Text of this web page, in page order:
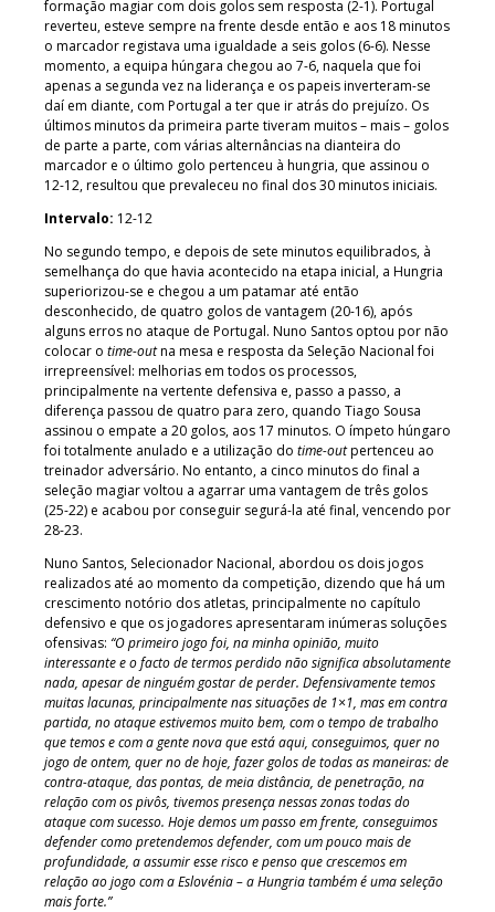
formação magiar com dois golos sem resposta (2-1). Portugal
reverteu, esteve sempre na frente desde então e aos 18 minutos
o marcador registava uma igualdade a seis golos (6-6). Nesse
momento, a equipa húngara chegou ao 7-6, naquela que foi
apenas a segunda vez na liderança e os papeis inverteram-se
daí em diante, com Portugal a ter que ir atrás do prejuízo. Os
últimos minutos da primeira parte tiveram muitos – mais – golos
de parte a parte, com várias alternâncias na dianteira do
marcador e o último golo pertenceu à hungria, que assinou o
12-12, resultou que prevaleceu no final dos 30 minutos iniciais.
Intervalo: 12-12
No segundo tempo, e depois de sete minutos equilibrados, à
semelhança do que havia acontecido na etapa inicial, a Hungria
superiorizou-se e chegou a um patamar até então
desconhecido, de quatro golos de vantagem (20-16), após
alguns erros no ataque de Portugal. Nuno Santos optou por não
colocar o time-outna mesa e resposta da Seleção Nacional foi
irrepreensível: melhorias em todos os processos,
principalmente na vertente defensiva e, passo a passo, a
diferença passou de quatro para zero, quando Tiago Sousa
assinou o empate a 20 golos, aos 17 minutos. O ímpeto húngaro
foi totalmente anulado e a utilização do time-outpertenceu ao
treinador adversário. No entanto, a cinco minutos do final a
seleção magiar voltou a agarrar uma vantagem de três golos
(25-22) e acabou por conseguir segurá-la até final, vencendo por
28-23.
Nuno Santos, Selecionador Nacional, abordou os dois jogos
realizados até ao momento da competição, dizendo que há um
crescimento notório dos atletas, principalmente no capítulo
defensivo e que os jogadores apresentaram inúmeras soluções
ofensivas: “O primeiro jogo foi, na minha opinião, muito
interessante e o facto de termos perdido não significa absolutamente
nada, apesar de ninguém gostar de perder. Defensivamente temos
muitas lacunas, principalmente nas situações de 1×1, mas em contra
partida, no ataque estivemos muito bem, com o tempo de trabalho
que temos e com a gente nova que está aqui, conseguimos, quer no
jogo de ontem, quer no de hoje, fazer golos de todas as maneiras: de
contra-ataque, das pontas, de meia distância, de penetração, na
relação com os pivôs, tivemos presença nessas zonas todas do
ataque com sucesso. Hoje demos um passo em frente, conseguimos
defender como pretendemos defender, com um pouco mais de
profundidade, a assumir esse risco e penso que crescemos em
relação ao jogo com a Eslovénia – a Hungria também é uma seleção
mais forte.”